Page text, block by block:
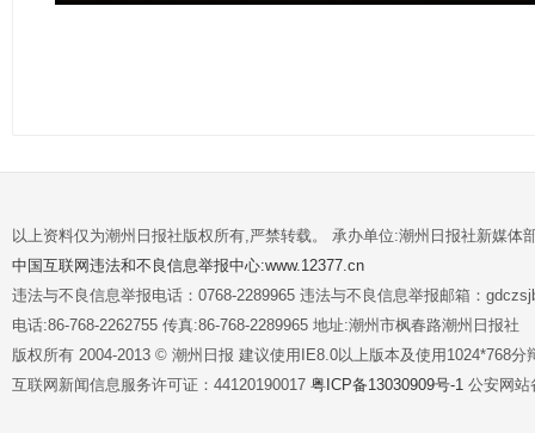
以上资料仅为潮州日报社版权所有,严禁转载。 承办单位:潮州日报社新媒体
中国互联网违法和不良信息举报中心:www.12377.cn
违法与不良信息举报电话：0768-2289965 违法与不良信息举报邮箱：
电话:86-768-2262755 传真:86-768-2289965 地址:潮州市枫春路潮州日报社
版权所有 2004-2013 © 潮州日报 建议使用IE8.0以上版本及使用1024*768分
互联网新闻信息服务许可证：44120190017 粤ICP备13030909号-1 公安网站